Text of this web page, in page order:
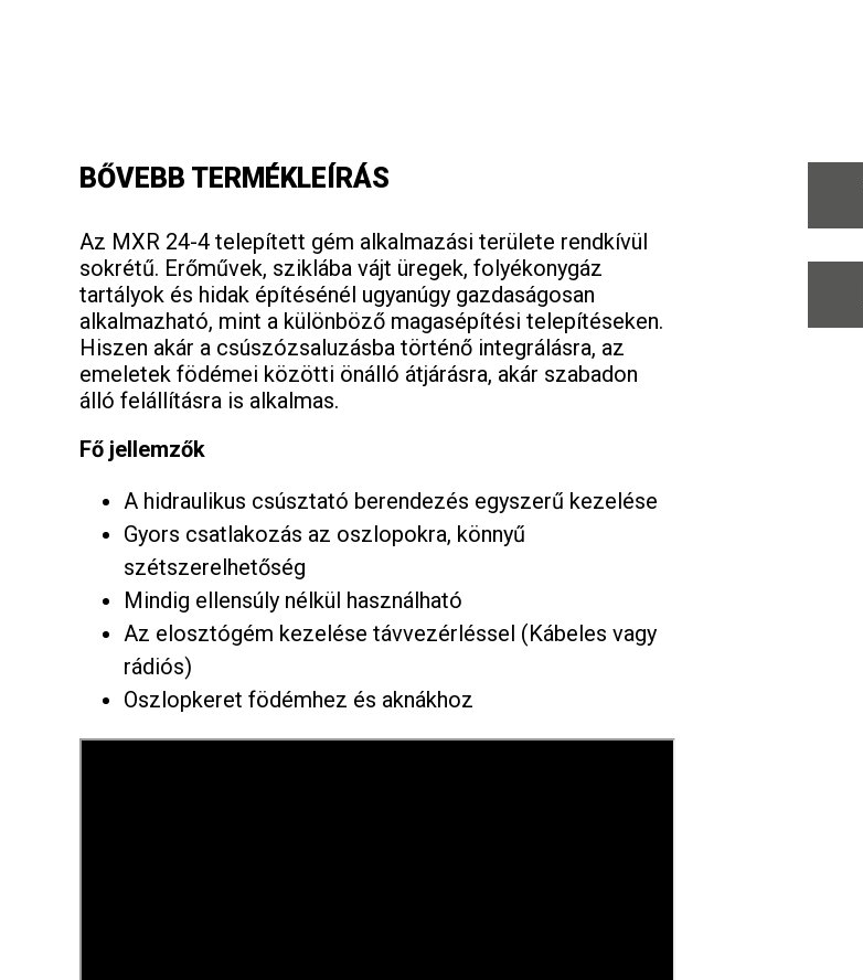
BŐVEBB TERMÉKLEÍRÁS
Az MXR 24-4 telepített gém alkalmazási területe rendkívül
sokrétű. Erőművek, sziklába vájt üregek, folyékonygáz
tartályok és hidak építésénél ugyanúgy gazdaságosan
alkalmazható, mint a különböző magasépítési telepítéseken.
Hiszen akár a csúszózsaluzásba történő integrálásra, az
emeletek födémei közötti önálló átjárásra, akár szabadon
álló felállításra is alkalmas.
Fő jellemzők
A hidraulikus csúsztató berendezés egyszerű kezelése
Gyors csatlakozás az oszlopokra, könnyű
szétszerelhetőség
Mindig ellensúly nélkül használható
Az elosztógém kezelése távvezérléssel (Kábeles vagy
rádiós)
Oszlopkeret födémhez és aknákhoz